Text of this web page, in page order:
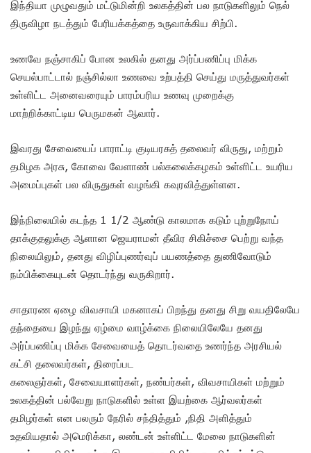
இந்தியா முழுவதும் மட்டுமின்றி உலகத்தின் பல நாடுகளிலும் நெல்
திருவிழா நடத்தும் பேரியக்கத்தை உருவாக்கிய சிற்பி.
உணவே நஞ்சாகிப் போன உலகில் தனது அர்ப்பணிப்பு மிக்க
செயல்பாட்டால் நஞ்சில்லா உணவை உற்பத்தி செய்து மருத்துவர்கள்
உள்ளிட்ட அனைவரையும் பாரம்பரிய உணவு முறைக்கு
மாற்றிக்காட்டிய பெருமகன் ஆவார்.
இவரது சேவையைப் பாராட்டி குடியரசுத் தலைவர் விருது, மற்றும்
தமிழக அரசு, கோவை வேளாண் பல்கலைக்கழகம் உள்ளிட்ட உயரிய
அமைப்புகள் பல விருதுகள் வழங்கி கவுரவித்துள்ளன.
இந்நிலையில் கடந்த 1 1/2 ஆண்டு காலமாக கடும் புற்றுநோய்
தாக்குதலுக்கு ஆளான ஜெயராமன் தீவிர சிகிச்சை பெற்று வந்த
நிலையிலும், தனது விழிப்புணர்வுப் பயணத்தை துணிவோடும்
நம்பிக்கையுடன் தொடர்ந்து வருகிறார்.
சாதாரண ஏழை விவசாயி மகனாகப் பிறந்து தனது சிறு வயதிலேயே
தந்தையை இழந்து ஏழ்மை வாழ்க்கை நிலையிலேயே தனது
அர்ப்பணிப்பு மிக்க சேவையைத் தொடர்வதை உணர்ந்த அரசியல்
கட்சி தலைவர்கள், திரைப்பட
கலைஞர்கள், சேவையாளர்கள், நண்பர்கள், விவசாயிகள் மற்றும்
உலகத்தின் பல்வேறு நாடுகளில் உள்ள இயற்கை ஆர்வலர்கள்
தமிழர்கள் என பலரும் நேரில் சந்தித்தும் ,நிதி அளித்தும்
உதவியதால் அமெரிக்கா, லண்டன் உள்ளிட்ட மேலை நாடுகளின்